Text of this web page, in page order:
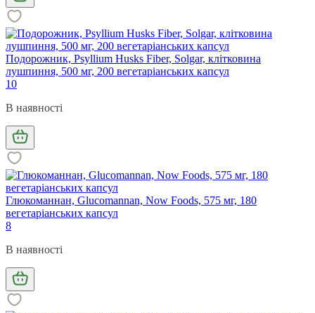
Подорожник, Psyllium Husks Fiber, Solgar, клітковина
лушпиння, 500 мг, 200 вегетаріанських капсул
10
В наявності
Глюкоманнан, Glucomannan, Now Foods, 575 мг, 180
вегетаріанських капсул
8
В наявності